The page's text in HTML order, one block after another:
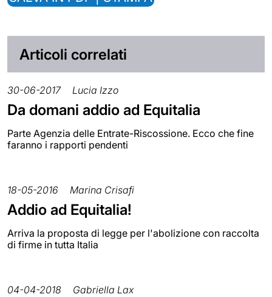
Articoli correlati
30-06-2017 Lucia Izzo
Da domani addio ad Equitalia
Parte Agenzia delle Entrate-Riscossione. Ecco che fine
faranno i rapporti pendenti
18-05-2016 Marina Crisafi
Addio ad Equitalia!
Arriva la proposta di legge per l'abolizione con raccolta
di firme in tutta Italia
04-04-2018 Gabriella Lax